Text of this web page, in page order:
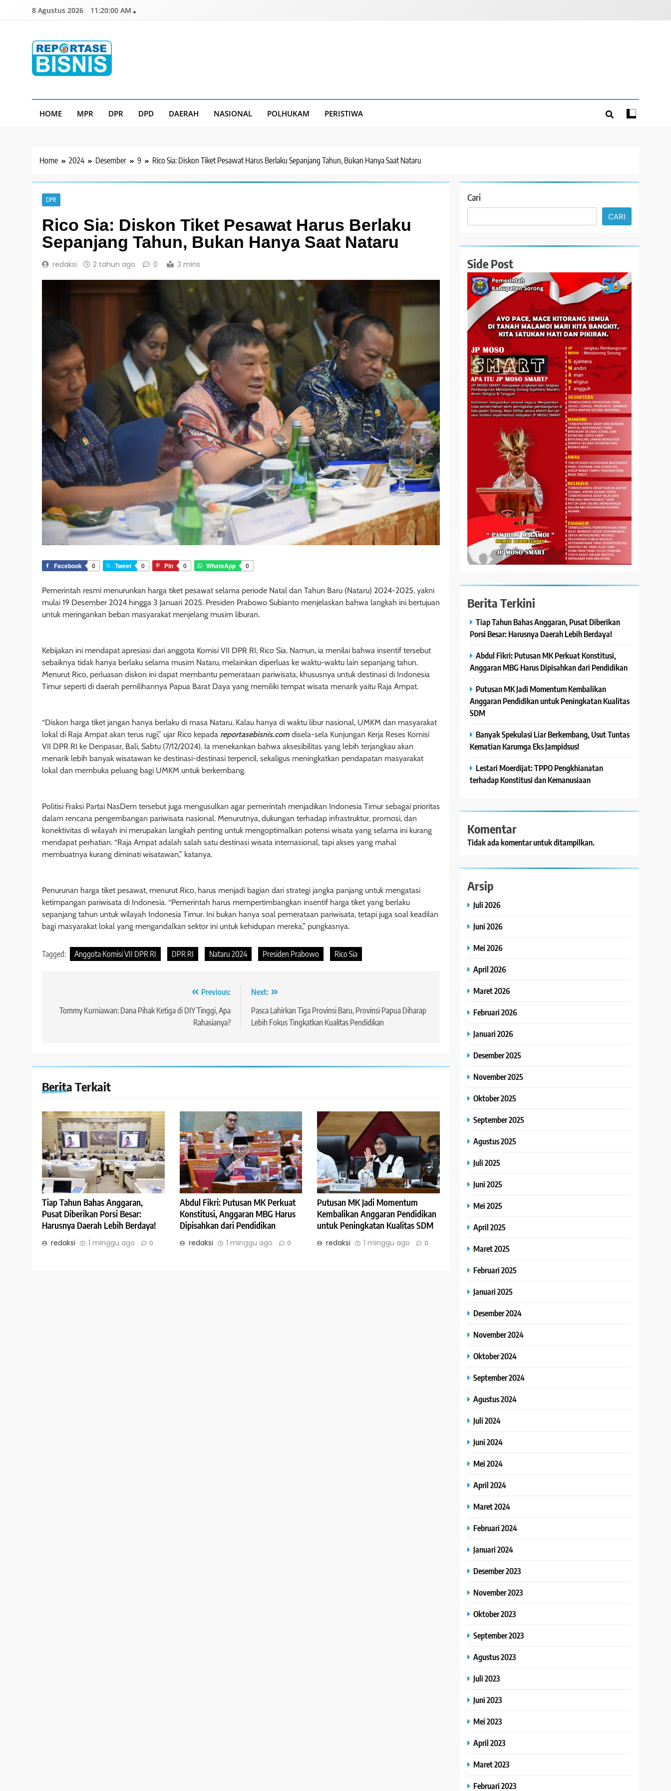
8 Agustus 2026 11:20:01 AM
HOME MPR DPR DPD DAERAH NASIONAL POLHUKAM PERISTIWA
Home 2024 Desember 9 Rico Sia: Diskon Tiket Pesawat Harus Berlaku Sepanjang Tahun, Bukan Hanya Saat Nataru
DPR
Rico Sia: Diskon Tiket Pesawat Harus Berlaku
Sepanjang Tahun, Bukan Hanya Saat Nataru
redaksi 2 tahun ago 0 3 mins
Facebook 0 Tweet 0 Pin 0 WhatsApp 0
Pemerintah resmi menurunkan harga tiket pesawat selama periode Natal dan Tahun Baru (Nataru) 2024-2025, yakni
mulai 19 Desember 2024 hingga 3 Januari 2025. Presiden Prabowo Subianto menjelaskan bahwa langkah ini bertujuan
untuk meringankan beban masyarakat menjelang musim liburan.
Kebijakan ini mendapat apresiasi dari anggota Komisi VII DPR RI, Rico Sia. Namun, ia menilai bahwa insentif tersebut
sebaiknya tidak hanya berlaku selama musim Nataru, melainkan diperluas ke waktu-waktu lain sepanjang tahun.
Menurut Rico, perluasan diskon ini dapat membantu pemerataan pariwisata, khususnya untuk destinasi di Indonesia
Timur seperti di daerah pemilihannya Papua Barat Daya yang memiliki tempat wisata menarik yaitu Raja Ampat.
“Diskon harga tiket jangan hanya berlaku di masa Nataru. Kalau hanya di waktu libur nasional, UMKM dan masyarakat
lokal di Raja Ampat akan terus rugi,” ujar Rico kepada reportasebisnis.comdisela-sela Kunjungan Kerja Reses Komisi
VII DPR RI ke Denpasar, Bali, Sabtu (7/12/2024). Ia menekankan bahwa aksesibilitas yang lebih terjangkau akan
menarik lebih banyak wisatawan ke destinasi-destinasi terpencil, sekaligus meningkatkan pendapatan masyarakat
lokal dan membuka peluang bagi UMKM untuk berkembang.
Politisi Fraksi Partai NasDem tersebut juga mengusulkan agar pemerintah menjadikan Indonesia Timur sebagai prioritas
dalam rencana pengembangan pariwisata nasional. Menurutnya, dukungan terhadap infrastruktur, promosi, dan
konektivitas di wilayah ini merupakan langkah penting untuk mengoptimalkan potensi wisata yang selama ini kurang
mendapat perhatian. “Raja Ampat adalah salah satu destinasi wisata internasional, tapi akses yang mahal
membuatnya kurang diminati wisatawan,” katanya.
Penurunan harga tiket pesawat, menurut Rico, harus menjadi bagian dari strategi jangka panjang untuk mengatasi
ketimpangan pariwisata di Indonesia. “Pemerintah harus mempertimbangkan insentif harga tiket yang berlaku
sepanjang tahun untuk wilayah Indonesia Timur. Ini bukan hanya soal pemerataan pariwisata, tetapi juga soal keadilan
bagi masyarakat lokal yang mengandalkan sektor ini untuk kehidupan mereka,” pungkasnya.
Tagged: Anggota Komisi VII DPR RI DPR RI Nataru 2024 Presiden Prabowo Rico Sia
pos
Previous:
Tommy Kurniawan: Dana Pihak Ketiga di DIY Tinggi, Apa
Rahasianya?
Next:
Pasca Lahirkan Tiga Provinsi Baru, Provinsi Papua Diharap
Lebih Fokus Tingkatkan Kualitas Pendidikan
Berita Terkait
Tiap Tahun Bahas Anggaran,
Pusat Diberikan Porsi Besar:
Harusnya Daerah Lebih Berdaya!
redaksi 1 minggu ago 0
Abdul Fikri: Putusan MK Perkuat
Konstitusi, Anggaran MBG Harus
Dipisahkan dari Pendidikan
redaksi 1 minggu ago 0
Putusan MK Jadi Momentum
Kembalikan Anggaran Pendidikan
untuk Peningkatan Kualitas SDM
redaksi 1 minggu ago 0
Cari
CARI
Side Post
Berita Terkini
Tiap Tahun Bahas Anggaran, Pusat Diberikan
Porsi Besar: Harusnya Daerah Lebih Berdaya!
Abdul Fikri: Putusan MK Perkuat Konstitusi,
Anggaran MBG Harus Dipisahkan dari Pendidikan
Putusan MK Jadi Momentum Kembalikan
Anggaran Pendidikan untuk Peningkatan Kualitas
SDM
Banyak Spekulasi Liar Berkembang, Usut Tuntas
Kematian Karumga Eks Jampidsus!
Lestari Moerdijat: TPPO Pengkhianatan
terhadap Konstitusi dan Kemanusiaan
Komentar
Tidak ada komentar untuk ditampilkan.
Arsip
Juli 2026
Juni 2026
Mei 2026
April 2026
Maret 2026
Februari 2026
Januari 2026
Desember 2025
November 2025
Oktober 2025
September 2025
Agustus 2025
Juli 2025
Juni 2025
Mei 2025
April 2025
Maret 2025
Februari 2025
Januari 2025
Desember 2024
November 2024
Oktober 2024
September 2024
Agustus 2024
Juli 2024
Juni 2024
Mei 2024
April 2024
Maret 2024
Februari 2024
Januari 2024
Desember 2023
November 2023
Oktober 2023
September 2023
Agustus 2023
Juli 2023
Juni 2023
Mei 2023
April 2023
Maret 2023
Februari 2023